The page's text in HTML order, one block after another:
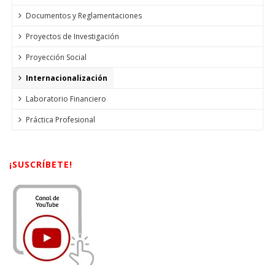
Documentos y Reglamentaciones
Proyectos de Investigación
Proyección Social
Internacionalización
Laboratorio Financiero
Práctica Profesional
¡SUSCRÍBETE!